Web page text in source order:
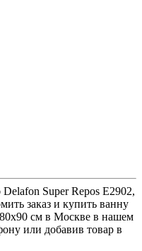
Super Repos E2902,
заказ и купить ванну
см в Москве в нашем
или добавив товар в